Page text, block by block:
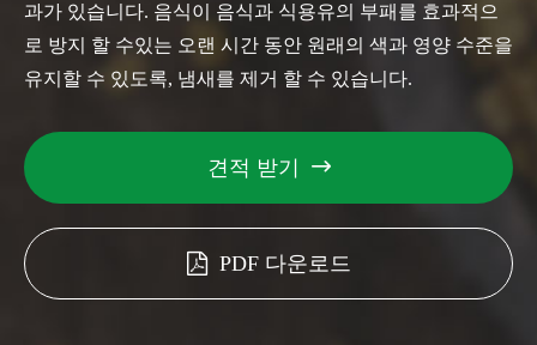
과가 있습니다. 음식이 음식과 식용유의 부패를 효과적으
로 방지 할 수있는 오랜 시간 동안 원래의 색과 영양 수준을
유지할 수 있도록, 냄새를 제거 할 수 있습니다.
견적 받기 
PDF 다운로드